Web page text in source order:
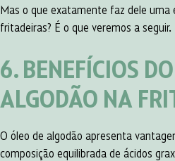
Mas o que exatamente faz dele uma
fritadeiras? É o que veremos a seguir.
6. BENEFÍCIOS
ALGODÃO NA
O óleo de algodão apresenta
composição equilibrada de ácidos